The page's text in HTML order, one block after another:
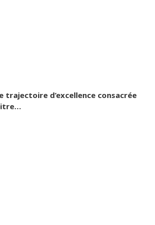
trajectoire d’excellence consacrée